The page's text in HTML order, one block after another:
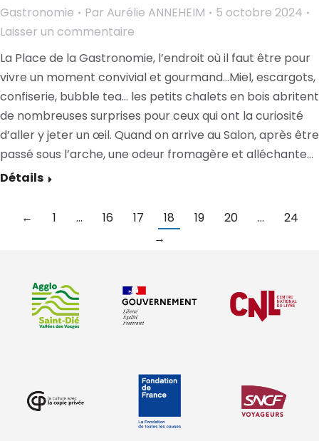
Gastronomie Par Aurélie ANNEHEIM
5 octobre 2024
Laisser un commentaire
La Place de la Gastronomie, l’endroit où il faut être pour
vivre un moment convivial et gourmand…Miel, escargots,
confiserie, bubble tea… les petits chalets en bois abritent
de nombreuses surprises pour ceux qui ont la curiosité
d’aller y jeter un œil. Quand on arrive au Salon, après être
passé sous l’arche, une odeur fromagère et alléchante…
Détails
← 1 … 16 17 18 19 20 …
24
→